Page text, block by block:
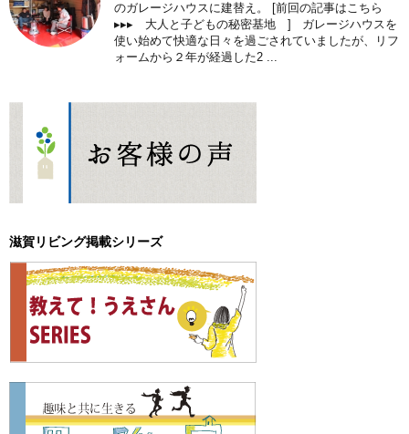
のガレージハウスに建替え。 [前回の記事はこちら
▸▸▸ 大人と子どもの秘密基地 ] ガレージハウスを
使い始めて快適な日々を過ごされていましたが、リフ
ォームから２年が経過した2 ...
滋賀リビング掲載シリーズ